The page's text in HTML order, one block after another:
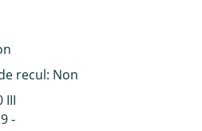
recul: Non
III
-